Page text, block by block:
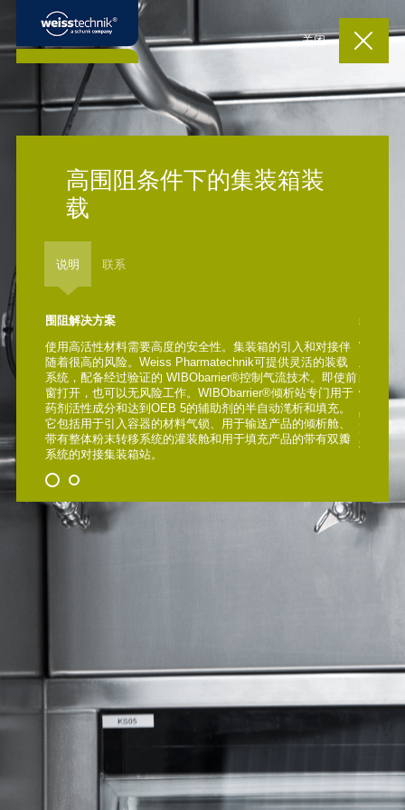
关闭
高围阻条件下的集装箱装
载
说明 联系
围阻解决方案
使用高活性材料需要高度的安全性。集装箱的引入和对接伴
随着很高的风险。Weiss Pharmatechnik可提供灵活的装载
系统，配备经过验证的 WIBObarrier®控制气流技术。即使前
窗打开，也可以无风险工作。WIBObarrier®倾析站专门用于
药剂活性成分和达到OEB 5的辅助剂的半自动滗析和填充。
它包括用于引入容器的材料气锁、用于输送产品的倾析舱、
带有整体粉末转移系统的灌装舱和用于填充产品的带有双瓣
系统的对接集装箱站。
装载解
时，保
品保护
准，洁
稳定的